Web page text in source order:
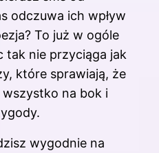
odczuwa ich wpływ
To już w ogóle
tak nie przyciąga jak
które sprawiają, że
wszystko na bok i
wygodnie na